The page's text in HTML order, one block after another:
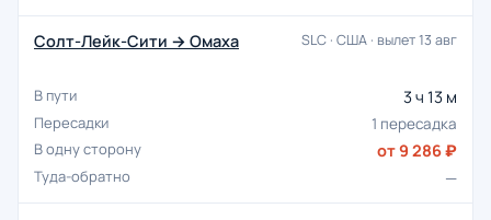
Солт-Лейк-Сити → Омаха SLC · США · вылет 13 авг
3 ч 13 м
1 пересадка
от 9 286 ₽
—